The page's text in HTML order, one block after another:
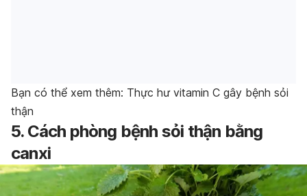
Bạn có thể xem thêm: Thực hư vitamin C gây bệnh sỏi
thận
5. Cách phòng bệnh sỏi thận bằng
canxi